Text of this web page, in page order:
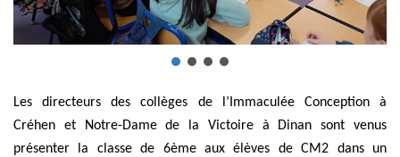
Les directeurs des collèges de l’Immaculée Conception à
Créhen et Notre-Dame de la Victoire à Dinan sont venus
présenter la classe de 6ème aux élèves de CM2 dans un